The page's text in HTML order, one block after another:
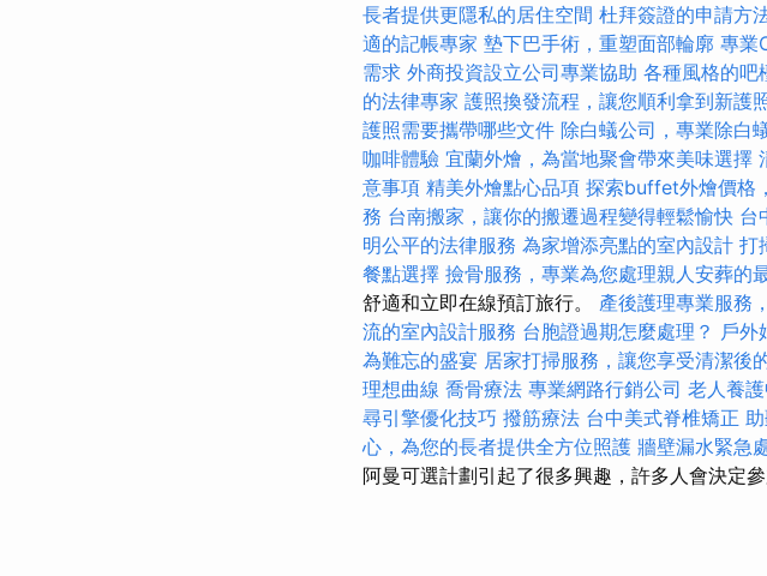
長者提供更隱私的居住空間 杜拜簽證的申請方
適的記帳專家 墊下巴手術，重塑面部輪廓 專業
需求 外商投資設立公司專業協助 各種風格的吧
的法律專家 護照換發流程，讓您順利拿到新護
護照需要攜帶哪些文件 除白蟻公司，專業除白
咖啡體驗 宜蘭外燴，為當地聚會帶來美味選擇
意事項 精美外燴點心品項 探索buffet外燴價格
務 台南搬家，讓你的搬遷過程變得輕鬆愉快 台
明公平的法律服務 為家增添亮點的室內設計 打
餐點選擇 撿骨服務，專業為您處理親人安葬的
舒適和立即在線預訂旅行。 產後護理專業服務
流的室內設計服務 台胞證過期怎麼處理？ 戶外
為難忘的盛宴 居家打掃服務，讓您享受清潔後
理想曲線 喬骨療法 專業網路行銷公司 老人養
尋引擎優化技巧 撥筋療法 台中美式脊椎矯正
心，為您的長者提供全方位照護 牆壁漏水緊急
阿曼可選計劃引起了很多興趣，許多人會決定